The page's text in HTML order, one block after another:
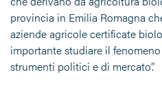
provincia in Emilia Romagna
aziende agricole certificate
importante studiare il
strumenti politici e di mercato”.